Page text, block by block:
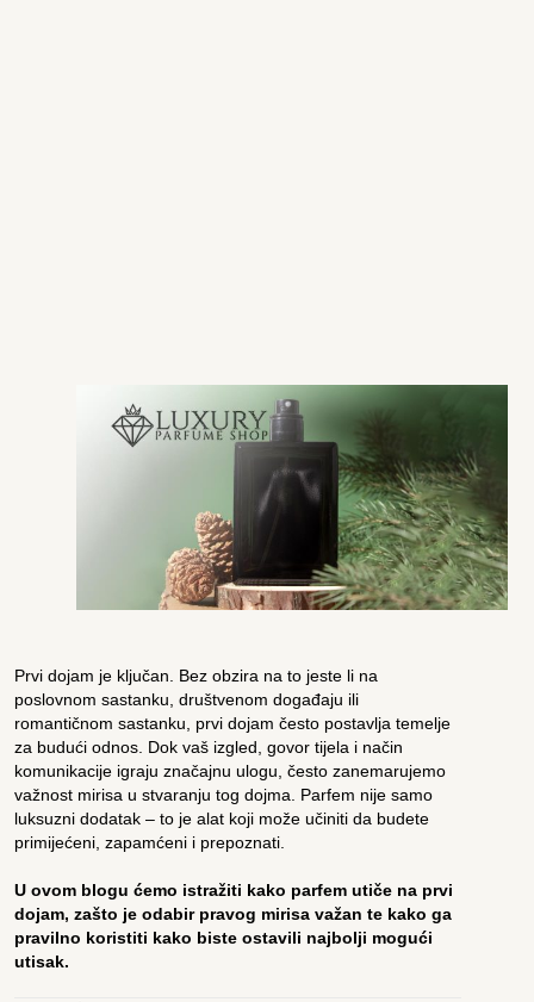
Prvi dojam je ključan. Bez obzira na to jeste li na
poslovnom sastanku, društvenom događaju ili
romantičnom sastanku, prvi dojam često postavlja temelje
za budući odnos. Dok vaš izgled, govor tijela i način
komunikacije igraju značajnu ulogu, često zanemarujemo
važnost mirisa u stvaranju tog dojma. Parfem nije samo
luksuzni dodatak – to je alat koji može učiniti da budete
primijećeni, zapamćeni i prepoznati.
U ovom blogu ćemo istražiti kako parfem utiče na prvi
dojam, zašto je odabir pravog mirisa važan te kako ga
pravilno koristiti kako biste ostavili najbolji mogući
utisak.